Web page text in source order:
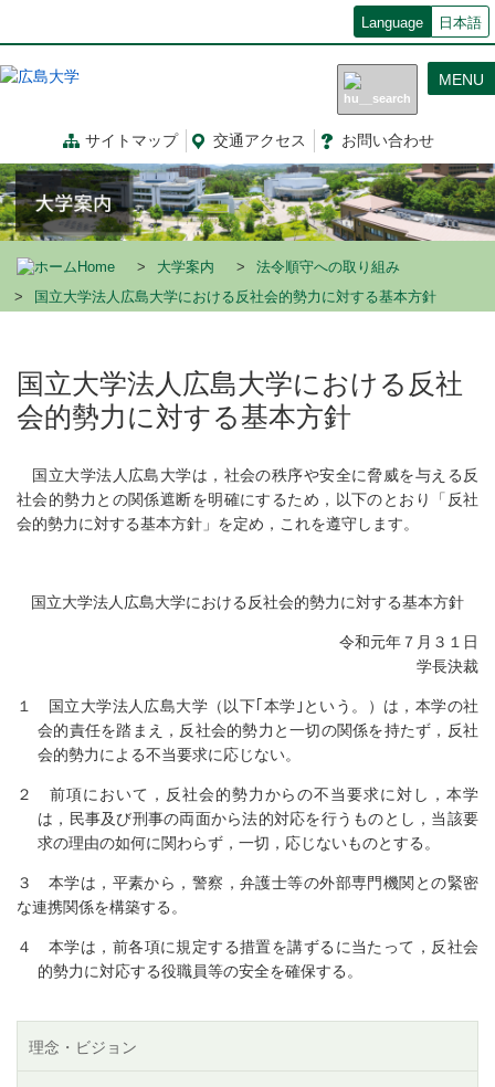
コ
ツ
に
移
動
Language 日本語
サイトマップ 交通アクセス お問い合わせ
MENU
Home 大学案内
法令順守への取り組み
国立大学法人広島大学における反社会的勢力に対する基本方針
国立大学法人広島大学における反社
会的勢力に対する基本方針
国立大学法人広島大学は，社会の秩序や安全に脅威を与える反
社会的勢力との関係遮断を明確にするため，以下のとおり「反社
会的勢力に対する基本方針」を定め，これを遵守します。
国立大学法人広島大学における反社会的勢力に対する基本方針
令和元年７月３１日
学長決裁
１ 国立大学法人広島大学（以下｢本学｣という。）は，本学の社
会的責任を踏まえ，反社会的勢力と一切の関係を持たず，反社
会的勢力による不当要求に応じない。
２ 前項において，反社会的勢力からの不当要求に対し，本学
は，民事及び刑事の両面から法的対応を行うものとし，当該要
求の理由の如何に関わらず，一切，応じないものとする。
３ 本学は，平素から，警察，弁護士等の外部専門機関との緊密
な連携関係を構築する。
４ 本学は，前各項に規定する措置を講ずるに当たって，反社会
的勢力に対応する役職員等の安全を確保する。
理念・ビジョン